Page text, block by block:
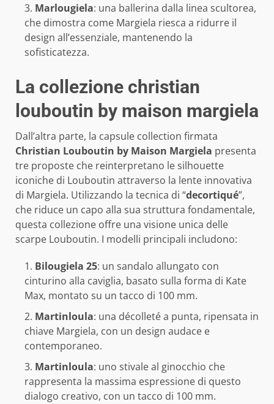
Marlougiela: una ballerina dalla linea scultorea,
che dimostra come Margiela riesca a ridurre il
design all’essenziale, mantenendo la
sofisticatezza.
La collezione christian
louboutin by maison margiela
Dall’altra parte, la capsule collection firmata
Christian Louboutin by Maison Margiela presenta
tre proposte che reinterpretano le silhouette
iconiche di Louboutin attraverso la lente innovativa
di Margiela. Utilizzando la tecnica di “decortiqué”,
che riduce un capo alla sua struttura fondamentale,
questa collezione offre una visione unica delle
scarpe Louboutin. I modelli principali includono:
Bilougiela 25: un sandalo allungato con
cinturino alla caviglia, basato sulla forma di Kate
Max, montato su un tacco di 100 mm.
Martinloula: una décolleté a punta, ripensata in
chiave Margiela, con un design audace e
contemporaneo.
Martinloula: uno stivale al ginocchio che
rappresenta la massima espressione di questo
dialogo creativo, con un tacco di 100 mm.